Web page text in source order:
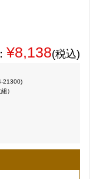
¥8,138(税込)
21300)
）